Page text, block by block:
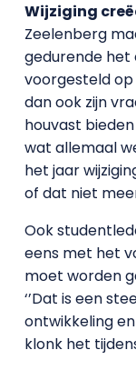
Wijziging
Zeelenberg
gedurende het
voorgesteld op
dan ook zijn
houvast
wat allemaal
het jaar
of dat niet
Ook
eens met het
moet worden
‘’Dat is een
ontwikkeling en
klonk het